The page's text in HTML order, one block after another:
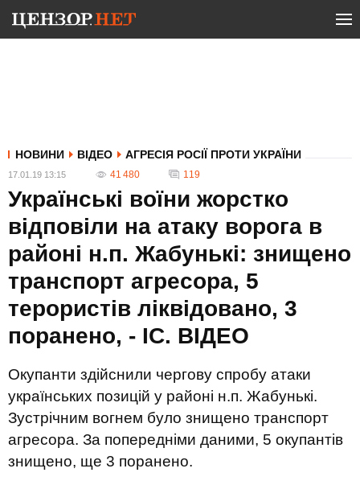
НОВИНИ ВІДЕО АГРЕСІЯ РОСІЇ ПРОТИ УКРАЇНИ
17.01.19 13:15 41 480 119
Українські воїни жорстко
відповіли на атаку ворога в
районі н.п. Жабунькі: знищено
транспорт агресора, 5
терористів ліквідовано, 3
поранено, - ІС. ВIДЕО
Окупанти здійснили чергову спробу атаки
українських позицій у районі н.п. Жабунькі.
Зустрічним вогнем було знищено транспорт
агресора. За попередніми даними, 5 окупантів
знищено, ще 3 поранено.